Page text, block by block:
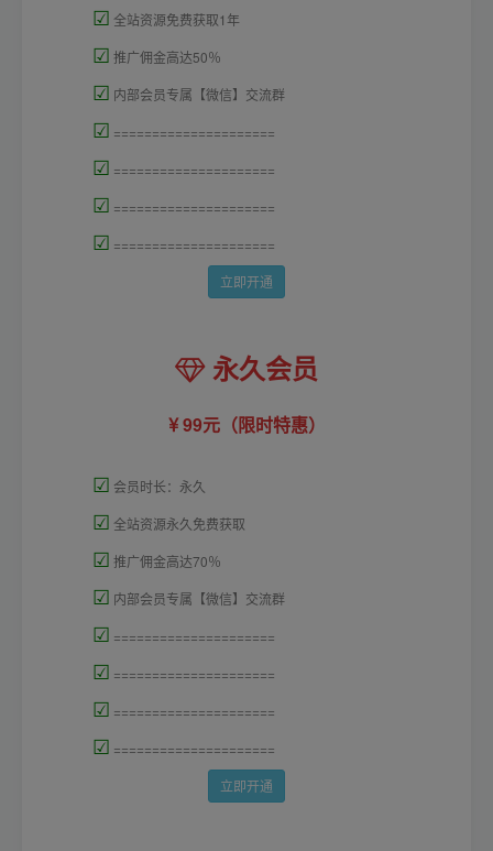
☑ 全站资源免费获取1年
☑ 推广佣金高达50％
☑ 内部会员专属【微信】交流群
☑ =====================
☑ =====================
☑ =====================
☑ =====================
立即开通
永久会员
99元（限时特惠）
☑ 会员时长：永久
☑ 全站资源永久免费获取
☑ 推广佣金高达70％
☑ 内部会员专属【微信】交流群
☑ =====================
☑ =====================
☑ =====================
☑ =====================
立即开通